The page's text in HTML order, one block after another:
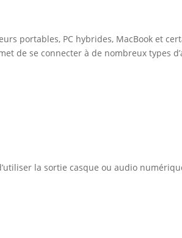
portables, PC hybrides, MacBook et
de se connecter à de nombreux types
la sortie casque ou audio